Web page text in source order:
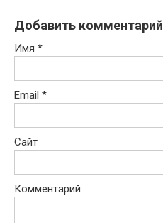
Добавить комментарий
Имя *
Email *
Сайт
Комментарий